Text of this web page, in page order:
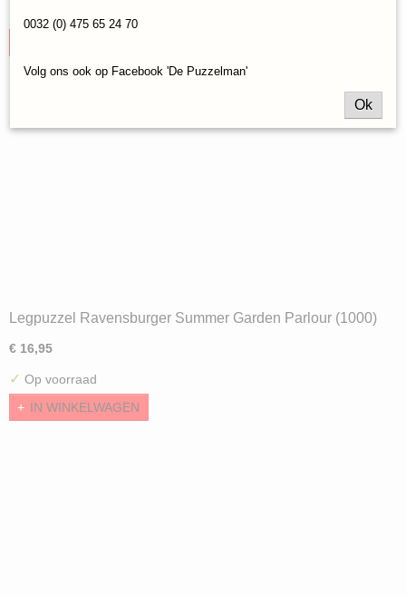
Legpuzzel Ravensburger Summer Garden Parlour (1000)
€ 16,95
✓ Op voorraad
IN WINKELWAGEN
0032 (0) 475 65 24 70
Volg ons ook op Facebook 'De Puzzelman'
Ok